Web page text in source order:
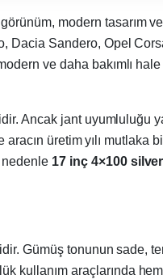
modern tasarım ve
Dacia Sandero, Opel
ve daha bakımlı
Ancak jant uyumluluğu
üretim yılı
nedenle 17 inç 4×100 silver
Gümüş tonunun sade,
kullanım araçlarında